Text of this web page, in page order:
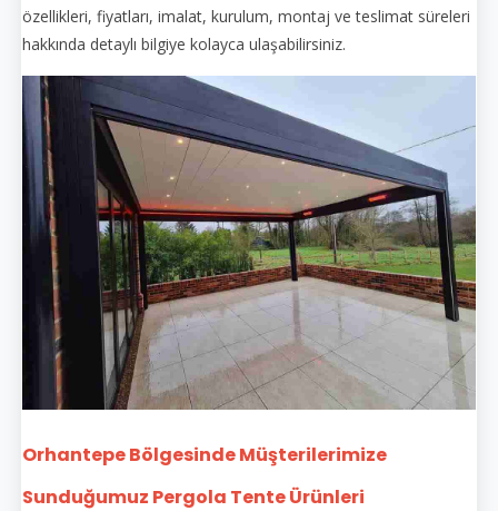
özellikleri, fiyatları, imalat, kurulum, montaj ve teslimat süreleri
hakkında detaylı bilgiye kolayca ulaşabilirsiniz.
Orhantepe Bölgesinde Müşterilerimize
Sunduğumuz Pergola Tente Ürünleri